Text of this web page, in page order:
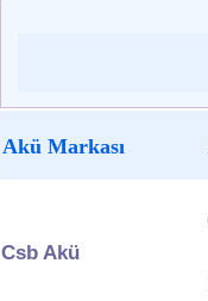
Akü Markası
Csb Akü